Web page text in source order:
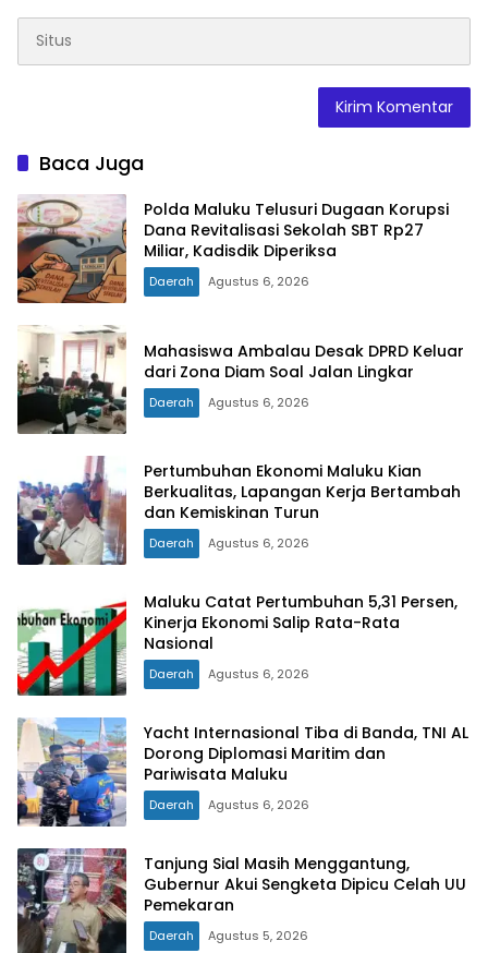
Baca Juga
Polda Maluku Telusuri Dugaan Korupsi
Dana Revitalisasi Sekolah SBT Rp27
Miliar, Kadisdik Diperiksa
Daerah Agustus 6, 2026
Mahasiswa Ambalau Desak DPRD Keluar
dari Zona Diam Soal Jalan Lingkar
Daerah Agustus 6, 2026
Pertumbuhan Ekonomi Maluku Kian
Berkualitas, Lapangan Kerja Bertambah
dan Kemiskinan Turun
Daerah Agustus 6, 2026
Maluku Catat Pertumbuhan 5,31 Persen,
Kinerja Ekonomi Salip Rata-Rata
Nasional
Daerah Agustus 6, 2026
Yacht Internasional Tiba di Banda, TNI AL
Dorong Diplomasi Maritim dan
Pariwisata Maluku
Daerah Agustus 6, 2026
Tanjung Sial Masih Menggantung,
Gubernur Akui Sengketa Dipicu Celah UU
Pemekaran
Daerah Agustus 5, 2026